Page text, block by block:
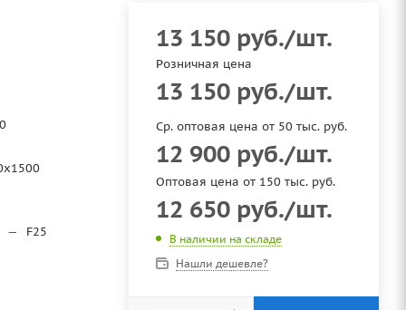
— F25
13 150 руб./шт.
Розничная цена
13 150 руб./шт.
Ср. оптовая цена от 50 тыс. руб.
12 900 руб./шт.
Оптовая цена от 150 тыс. руб.
12 650 руб./шт.
В наличии на складе
Нашли дешевле?